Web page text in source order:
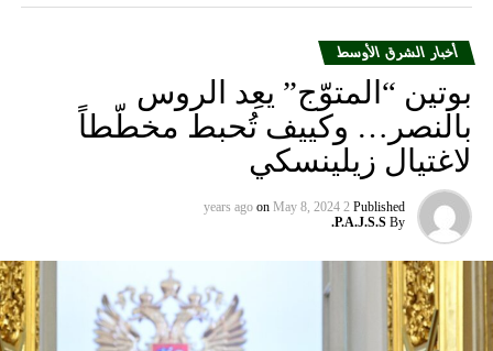
أخبار الشرق الأوسط
بوتين “المتوّج” يعِد الروس
بالنصر… وكييف تُحبط مخطّطاً
لاغتيال زيلينسكي
Published
2 years ago
on May 8, 2024
By
P.A.J.S.S.